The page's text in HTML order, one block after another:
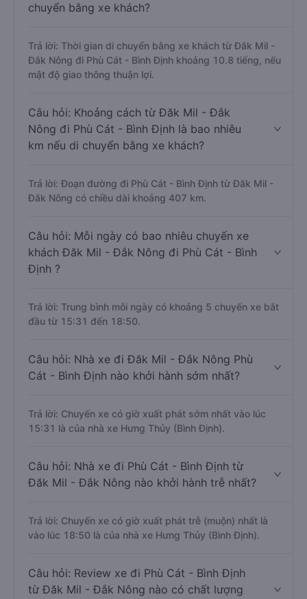
chuyển bằng xe khách?
Trả lời: Thời gian di chuyển bằng xe khách từ Đăk Mil -
Đắk Nông đi Phù Cát - Bình Định khoảng 10.8 tiếng, nếu
mật độ giao thông thuận lợi.
Câu hỏi: Khoảng cách từ Đăk Mil - Đắk
Nông đi Phù Cát - Bình Định là bao nhiêu
km nếu di chuyển bằng xe khách?
Trả lời: Đoạn đường đi Phù Cát - Bình Định từ Đăk Mil -
Đắk Nông có chiều dài khoảng 407 km.
Câu hỏi: Mỗi ngày có bao nhiêu chuyến xe
khách Đăk Mil - Đắk Nông đi Phù Cát - Bình
Định ?
Trả lời: Trung bình mỗi ngày có khoảng 5 chuyến xe bắt
đầu từ 15:31 đến 18:50.
Câu hỏi: Nhà xe đi Đăk Mil - Đắk Nông Phù
Cát - Bình Định nào khởi hành sớm nhất?
Trả lời: Chuyến xe có giờ xuất phát sớm nhất vào lúc
15:31 là của nhà xe Hưng Thủy (Bình Định).
Câu hỏi: Nhà xe đi Phù Cát - Bình Định từ
Đăk Mil - Đắk Nông nào khởi hành trễ nhất?
Trả lời: Chuyến xe có giờ xuất phát trễ (muộn) nhất là
vào lúc 18:50 là của nhà xe Hưng Thủy (Bình Định).
Câu hỏi: Review xe đi Phù Cát - Bình Định
từ Đăk Mil - Đắk Nông nào có chất lượng